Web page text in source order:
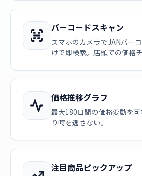
バーコードスキャン
スマホのカメラでJANバー
けで即検索。店頭での価格
価格推移グラフ
最大180日間の価格変動を
り時を逃さない。
注目商品ピックアップ